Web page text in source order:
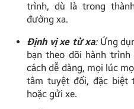
trình, dù là trong
đường xa.
Định vị xe từ xa:Ứng
bạn theo dõi hành
cách dễ dàng, mọi lúc
tâm tuyệt đối, đặc biệt
hoặc gửi xe.